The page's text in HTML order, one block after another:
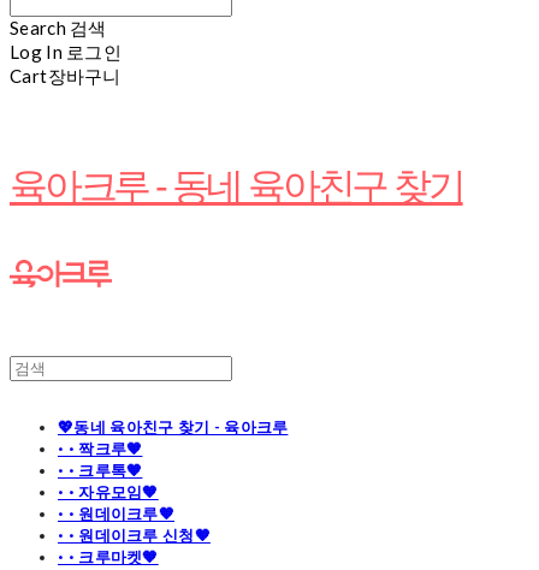
Search 검색
Log In 로그인
Cart장바구니
육아크루 - 동네 육아친구 찾기
💖동네 육아친구 찾기 - 육아크루
· · 짝크루🧡
· · 크루톡🧡
· · 자유모임🧡
· · 원데이크루🧡
· · 원데이크루 신청🧡
· · 크루마켓🧡